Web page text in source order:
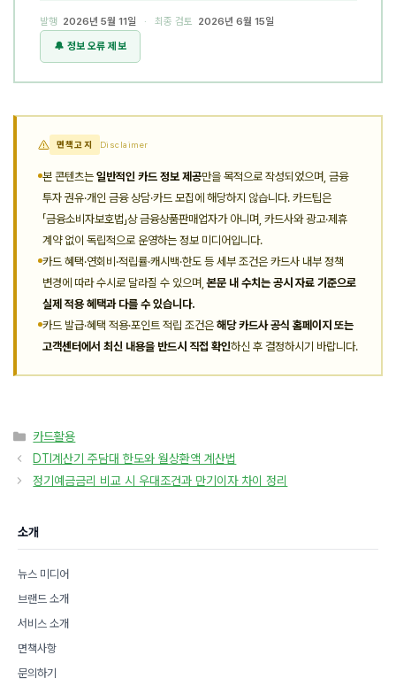
발행 2026년 5월 11일 · 최종 검토
2026년 6월 15일
🔔 정보 오류 제보
면책고지 Disclaimer
본 콘텐츠는 일반적인 카드 정보 제공만을 목적으로 작성되었으며, 금융
투자 권유·개인 금융 상담·카드 모집에 해당하지 않습니다. 카드팁은
「금융소비자보호법」상 금융상품판매업자가 아니며, 카드사와 광고·제휴
계약 없이 독립적으로 운영하는 정보 미디어입니다.
카드 혜택·연회비·적립률·캐시백·한도 등 세부 조건은 카드사 내부 정책
변경에 따라 수시로 달라질 수 있으며,본문 내 수치는 공시 자료 기준으로
실제 적용 혜택과 다를 수 있습니다.
카드 발급·혜택 적용·포인트 적립 조건은 해당 카드사 공식 홈페이지 또는
고객센터에서 최신 내용을 반드시 직접 확인하신 후 결정하시기 바랍니다.
카
테
리
카드활용
DTI계산기 주담대 한도와 월상환액 계산법
정기예금금리 비교 시 우대조건과 만기이자 차이 정리
소개
뉴스 미디어
브랜드 소개
서비스 소개
면책사항
문의하기